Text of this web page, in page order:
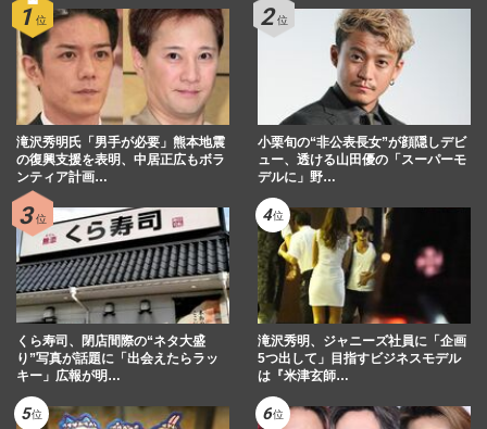
滝沢秀明氏「男手が必要」熊本地震
の復興支援を表明、中居正広もボラ
ンティア計画…
小栗旬の“非公表長女”が顔隠しデビ
ュー、透ける山田優の「スーパーモ
デルに」野…
くら寿司、閉店間際の“ネタ大盛
り”写真が話題に「出会えたらラッ
キー」広報が明…
滝沢秀明、ジャニーズ社員に「企画
5つ出して」目指すビジネスモデル
は『米津玄師…